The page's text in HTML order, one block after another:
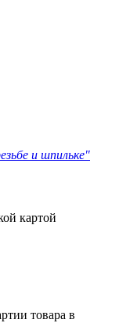
и шпильке"
картой
товара в